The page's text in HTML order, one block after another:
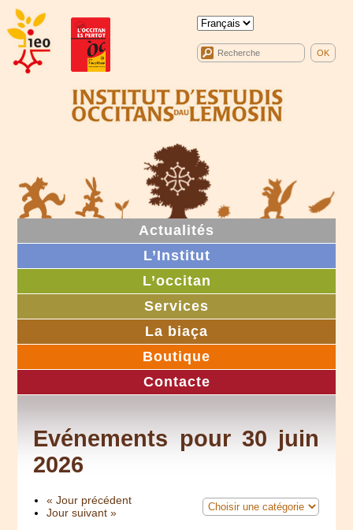
Actualités
L’Institut
L’occitan
Services
La biaça
Boutique
Contacte
Evénements pour 30 juin
2026
« Jour précédent
Jour suivant »